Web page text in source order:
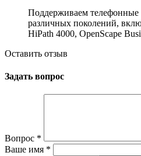
Поддерживаем телефонные
различных поколений,
HiPath 4000, OpenScape
Оставить отзыв
Задать вопрос
Вопрос *
Ваше имя *